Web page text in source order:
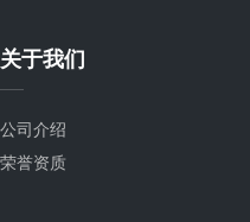
关于我们
公司介绍
荣誉资质